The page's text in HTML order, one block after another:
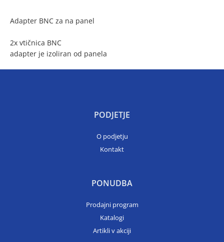
Adapter BNC za na panel
2x vtičnica BNC
adapter je izoliran od panela
PODJETJE
O podjetju
Kontakt
PONUDBA
Prodajni program
Katalogi
Artikli v akciji